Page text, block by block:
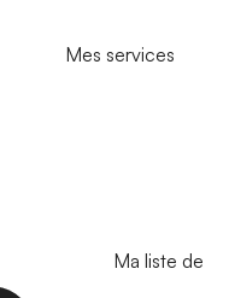
Mes services
Ma liste de